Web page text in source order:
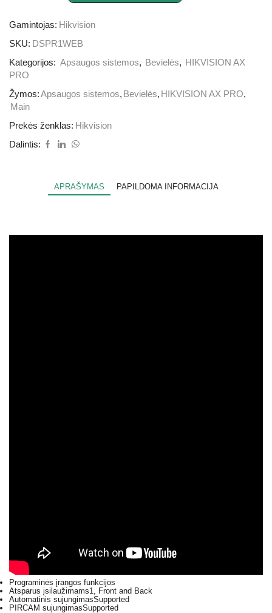
Gamintojas: Hikvision
SKU: DSPR1WEB
Kategorijos: Apsaugos sistemos, Bevielės, HIKVISION AX
PRO
Žymos:Apsaugos sistemos, Bevielės, HIKVISION AX PRO,
Main
Prekės ženklas: Hikvision
Dalintis:
APRAŠYMAS PAPILDOMA INFORMACIJA
Programinės įrangos funkcijos
Atsparus įsilaužimams1, Front and Back
Automatinis sujungimasSupported
PIRCAM sujungimasSupported